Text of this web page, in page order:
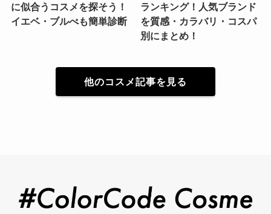
に似合うコスメを探そう！
イエベ・ブルべも簡単診断
ランキング！人気ブランド
を質感・カラバリ・コスパ
別にまとめ！
他のコスメ記事を見る